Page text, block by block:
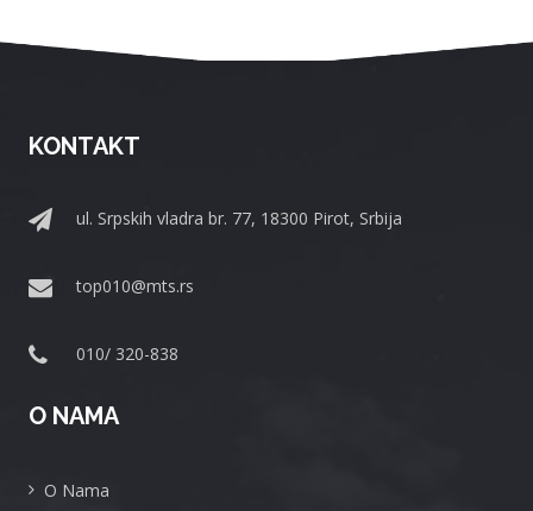
KONTAKT
ul. Srpskih vladra br. 77, 18300 Pirot, Srbija
top010@mts.rs
010/ 320-838
O NAMA
O Nama